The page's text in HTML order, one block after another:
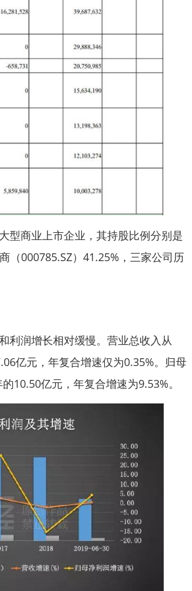
商业上市企业，其持股比例分别是
（000785.SZ）41.25%，三家公司历
润增长相对缓慢。营业总收入从
亿元，年复合增速仅为0.35%。归母
10.50亿元，年复合增速为9.53%。